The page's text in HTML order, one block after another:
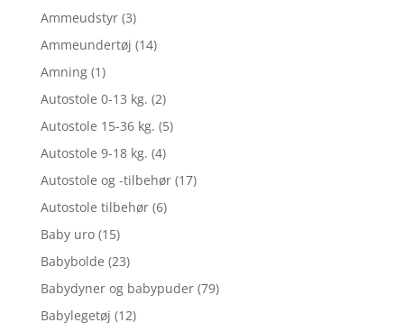
Ammeudstyr (3)
Ammeundertøj (14)
Amning (1)
Autostole 0-13 kg. (2)
Autostole 15-36 kg. (5)
Autostole 9-18 kg. (4)
Autostole og -tilbehør (17)
Autostole tilbehør (6)
Baby uro (15)
Babybolde (23)
Babydyner og babypuder (79)
Babylegetøj (12)